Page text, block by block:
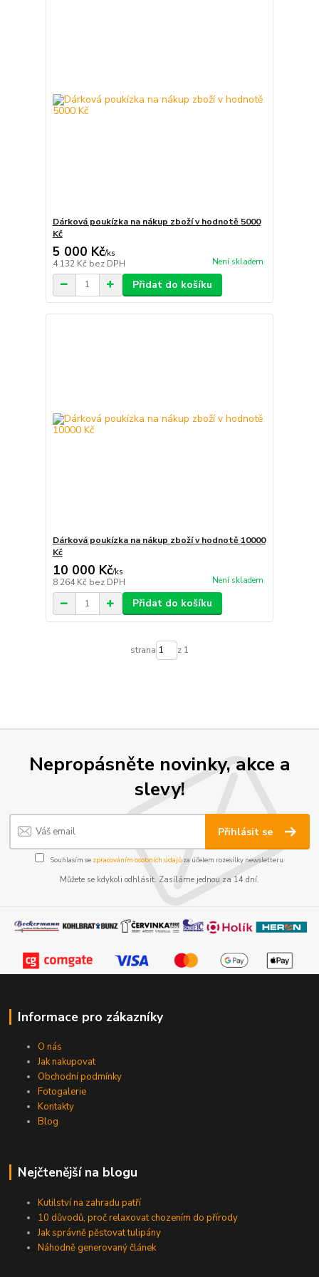
Dárková poukízka na nákup zboží v hodnotě 5000
Kč
5 000 Kč/ks
4 132 Kč bez DPH Není skladem
Přidat do košíku
Dárková poukízka na nákup zboží v hodnotě 10000
Kč
10 000 Kč/ks
8 264 Kč bez DPH Není skladem
Přidat do košíku
strana z 1
Nepropásněte novinky, akce a
slevy!
Přihlásit se
Souhlasím se zpracováním osobních údajůza účelem rozesílky newsletteru.
Můžete se kdykoli odhlásit. Zasíláme jednou za 14 dní.
Informace pro zákazníky
O nás
Jak nakupovat
Obchodní podmínky
Fotogalerie
Kontakty
Blog
Nejčtenější na blogu
Kutilství na zahradu patří
10 důvodů, proč relaxovat chozením do přírody
Jak správně pěstovat tulipány
Náhodně generovaný článek